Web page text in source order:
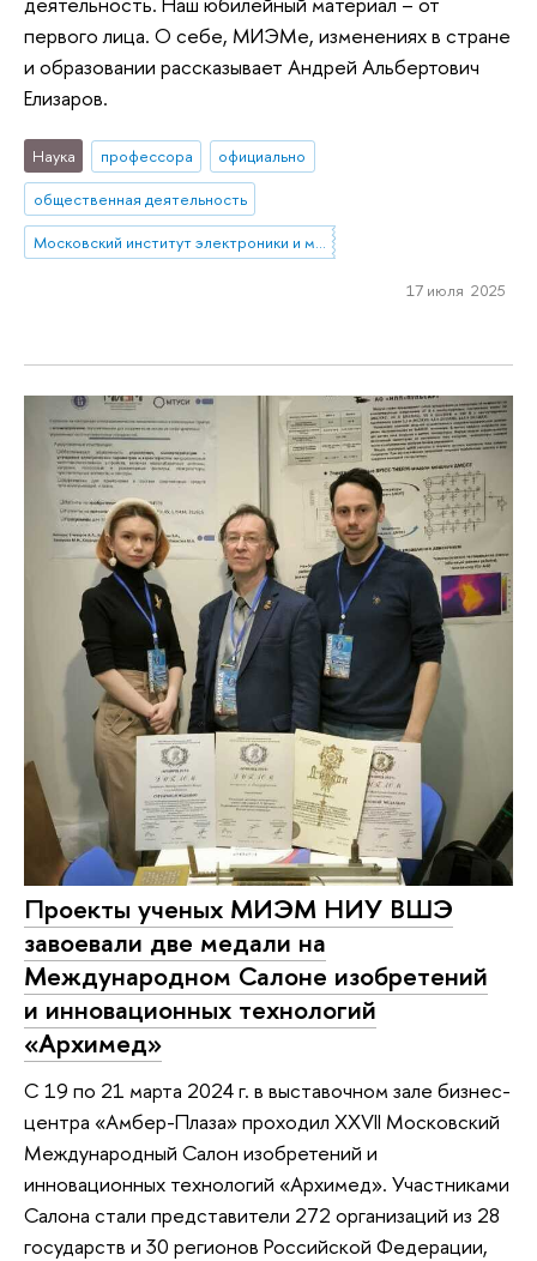
первого лица. О себе, МИЭМе, изменениях в стране
и образовании рассказывает Андрей Альбертович
Елизаров.
Наука профессора
официально
общественная деятельность
Московский институт электроники и математики им. А.Н. Тихонова
17 июля 2025
Проекты ученых МИЭМ НИУ ВШЭ
завоевали две медали на
Международном Салоне изобретений
и инновационных технологий
«Архимед»
С 19 по 21 марта 2024 г. в выставочном зале бизнес-
центра «Амбер-Плаза» проходил XXVII Московский
Международный Салон изобретений и
инновационных технологий «Архимед». Участниками
Салона стали представители 272 организаций из 28
государств и 30 регионов Российской Федерации,